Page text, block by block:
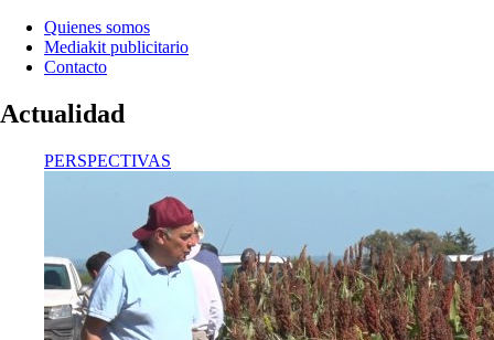
Quienes somos
Mediakit publicitario
Contacto
Actualidad
PERSPECTIVAS